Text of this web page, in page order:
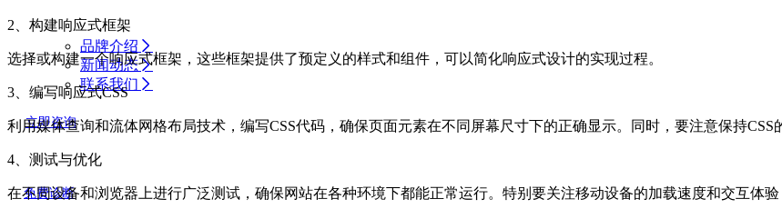
品牌介绍
新闻动态
联系我们
立即咨询
免费诊断
2、构建响应式框架
选择或构建一个响应式框架，这些框架提供了预定义的样式和组件，可以简化响应式设计的实现过程。
3、编写响应式CSS
利用媒体查询和流体网格布局技术，编写CSS代码，确保页面元素在不同屏幕尺寸下的正确显示。同时，要注意保持CSS
4、测试与优化
在不同设备和浏览器上进行广泛测试，确保网站在各种环境下都能正常运行。特别要关注移动设备的加载速度和交互体验